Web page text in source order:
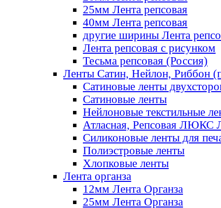
25мм Лента репсовая
40мм Лента репсовая
другие ширины Лента
Лента репсовая с рисунком
Тесьма репсовая (Россия)
Ленты Сатин, Нейлон, Риббон
Сатиновые ленты
Сатиновые ленты
Нейлоновые текстильные
Атласная, Репсовая ЛЮКС
Силиконовые ленты для
Полиэстровые ленты
Хлопковые ленты
Лента органза
12мм Лента Органза
25мм Лента Органза